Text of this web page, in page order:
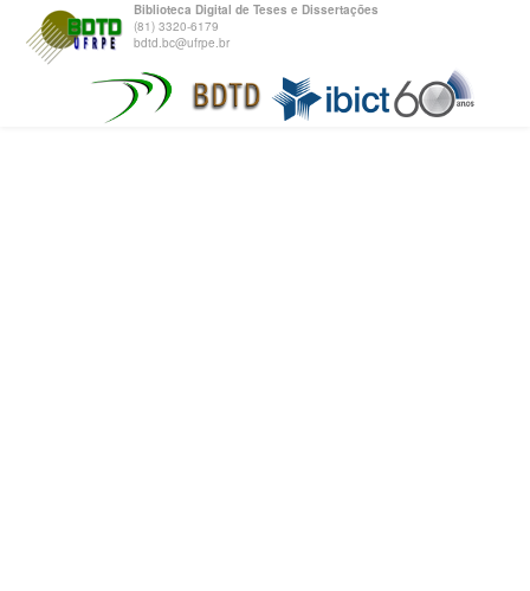
Biblioteca Digital de Teses e Dissertações
(81) 3320-6179
bdtd.bc@ufrpe.br